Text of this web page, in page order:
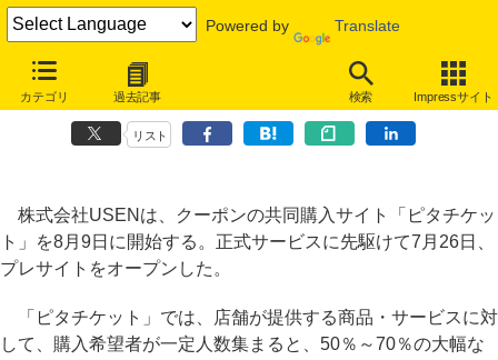
Powered by Translate
カテゴリ 過去記事 検索 Impressサイト
USENがクーポン共同購入サイトに進出、「ピタチケット」を8月9日ス
タート
リスト
株式会社USENは、クーポンの共同購入サイト「ピタチケッ
ト」を8月9日に開始する。正式サービスに先駆けて7月26日、
プレサイトをオープンした。
「ピタチケット」では、店舗が提供する商品・サービスに対
して、購入希望者が一定人数集まると、50％～70％の大幅な